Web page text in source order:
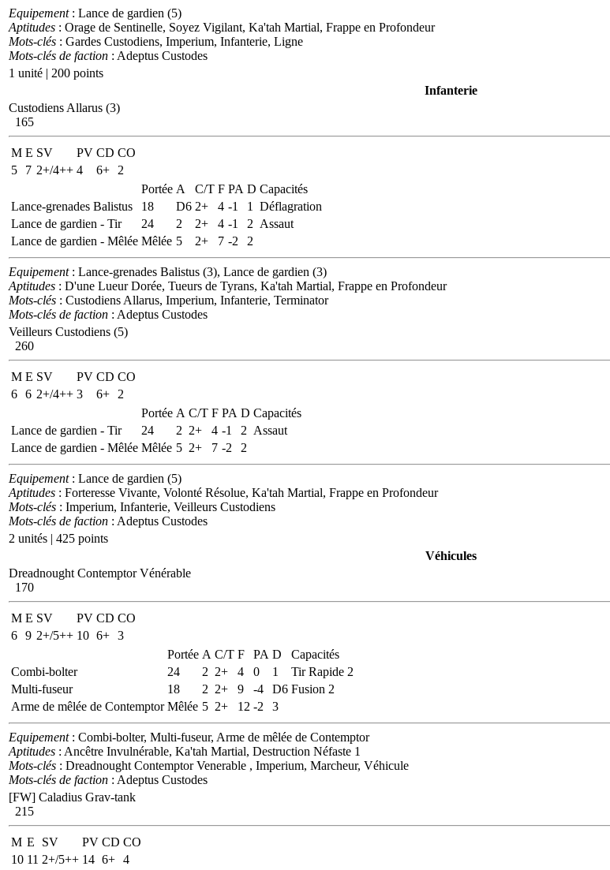
Equipement: Lance de gardien (5)
Aptitudes : Orage de Sentinelle, Soyez Vigilant, Ka'tah Martial, Frappe en Profondeur
Mots-clés : Gardes Custodiens, Imperium, Infanterie, Ligne
Mots-clés de faction : Adeptus Custodes
1 unité | 200 points
Infanterie
Custodiens Allarus (3)
165
M E SV PV CD CO
5
7 2+/4++ 4 6+
2
Portée A C/T F PA D Capacités
Lance-grenades Balistus
18 D6 2+ 4 -1 1
Déflagration
Lance de gardien - Tir
24 2 2+ 4 -1 2 Assaut
Lance de gardien - Mêlée Mêlée 5 2+ 7 -2 2
Equipement: Lance-grenades Balistus (3), Lance de gardien (3)
Aptitudes : D'une Lueur Dorée, Tueurs de Tyrans, Ka'tah Martial, Frappe en Profondeur
Mots-clés : Custodiens Allarus, Imperium, Infanterie, Terminator
Mots-clés de faction : Adeptus Custodes
Veilleurs Custodiens (5)
260
M E SV PV CD CO
6 6 2+/4++ 3 6+
2
Portée A C/T F PA D Capacités
Lance de gardien - Tir
24 2 2+ 4 -1 2 Assaut
Lance de gardien - Mêlée Mêlée 5 2+ 7 -2 2
Equipement: Lance de gardien (5)
Aptitudes : Forteresse Vivante, Volonté Résolue, Ka'tah Martial, Frappe en Profondeur
Mots-clés : Imperium, Infanterie, Veilleurs Custodiens
Mots-clés de faction : Adeptus Custodes
2 unités | 425 points
Véhicules
Dreadnought Contemptor Vénérable
170
M E SV PV CD CO
6 9 2+/5++ 10 6+ 3
Portée A C/T F PA D
Capacités
Combi-bolter
24 2 2+ 4 0 1
Tir Rapide 2
Multi-fuseur
18 2 2+ 9 -4 D6 Fusion 2
Arme de mêlée de Contemptor Mêlée 5 2+ 12 -2 3
Equipement: Combi-bolter, Multi-fuseur, Arme de mêlée de Contemptor
Aptitudes : Ancêtre Invulnérable, Ka'tah Martial, Destruction Néfaste 1
Mots-clés : Dreadnought Contemptor Venerable , Imperium, Marcheur, Véhicule
Mots-clés de faction : Adeptus Custodes
[FW] Caladius Grav-tank
215
M E SV PV CD CO
10 11 2+/5++ 14 6+ 4